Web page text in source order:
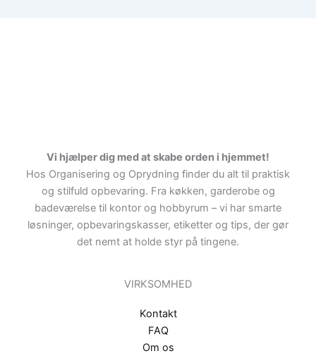
Vi hjælper dig med at skabe orden i hjemmet!
Hos Organisering og Oprydning finder du alt til praktisk
og stilfuld opbevaring. Fra køkken, garderobe og
badeværelse til kontor og hobbyrum – vi har smarte
løsninger, opbevaringskasser, etiketter og tips, der gør
det nemt at holde styr på tingene.
VIRKSOMHED
Kontakt
FAQ
Om os